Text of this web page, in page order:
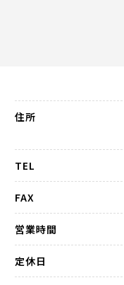
住所
TEL
FAX
営業時間
定休日